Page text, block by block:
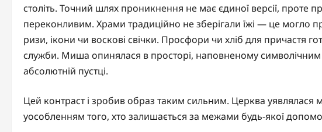
століть. Точний шлях проникнення не має єдиної версії, проте
переконливим. Храми традиційно не зберігали їжі — це могло
ризи, ікони чи воскові свічки. Просфори чи хліб для причастя
служби. Миша опинялася в просторі, наповненому
абсолютній пустці.
Цей контраст і зробив образ таким сильним. Церква уявлялася
уособленням того, хто залишається за межами будь-якої